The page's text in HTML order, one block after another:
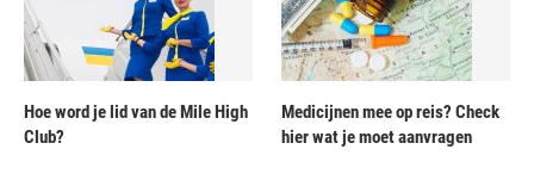
Hoe word je lid van de Mile High
Club?
Medicijnen mee op reis? Check
hier wat je moet aanvragen